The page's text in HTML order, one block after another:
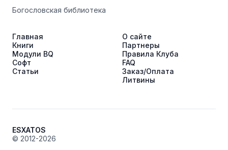
Богословская библиотека
Главная
Книги
Модули BQ
Софт
Статьи
О сайте
Партнеры
Правила Клуба
FAQ
Заказ/Оплата
Литвины
ESXATOS
© 2012-2026